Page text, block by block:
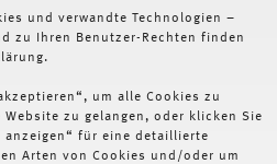
und verwandte Technologien –
zu Ihren Benutzer-Rechten finden
um alle Cookies zu
zu gelangen, oder klicken Sie
anzeigen“ für eine detaillierte
Arten von Cookies und/oder um
für Wiederverkäufer